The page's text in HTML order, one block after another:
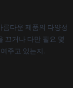
다운 제품의 다양성
끄거나 다만 필요 몇
주고 있는지.